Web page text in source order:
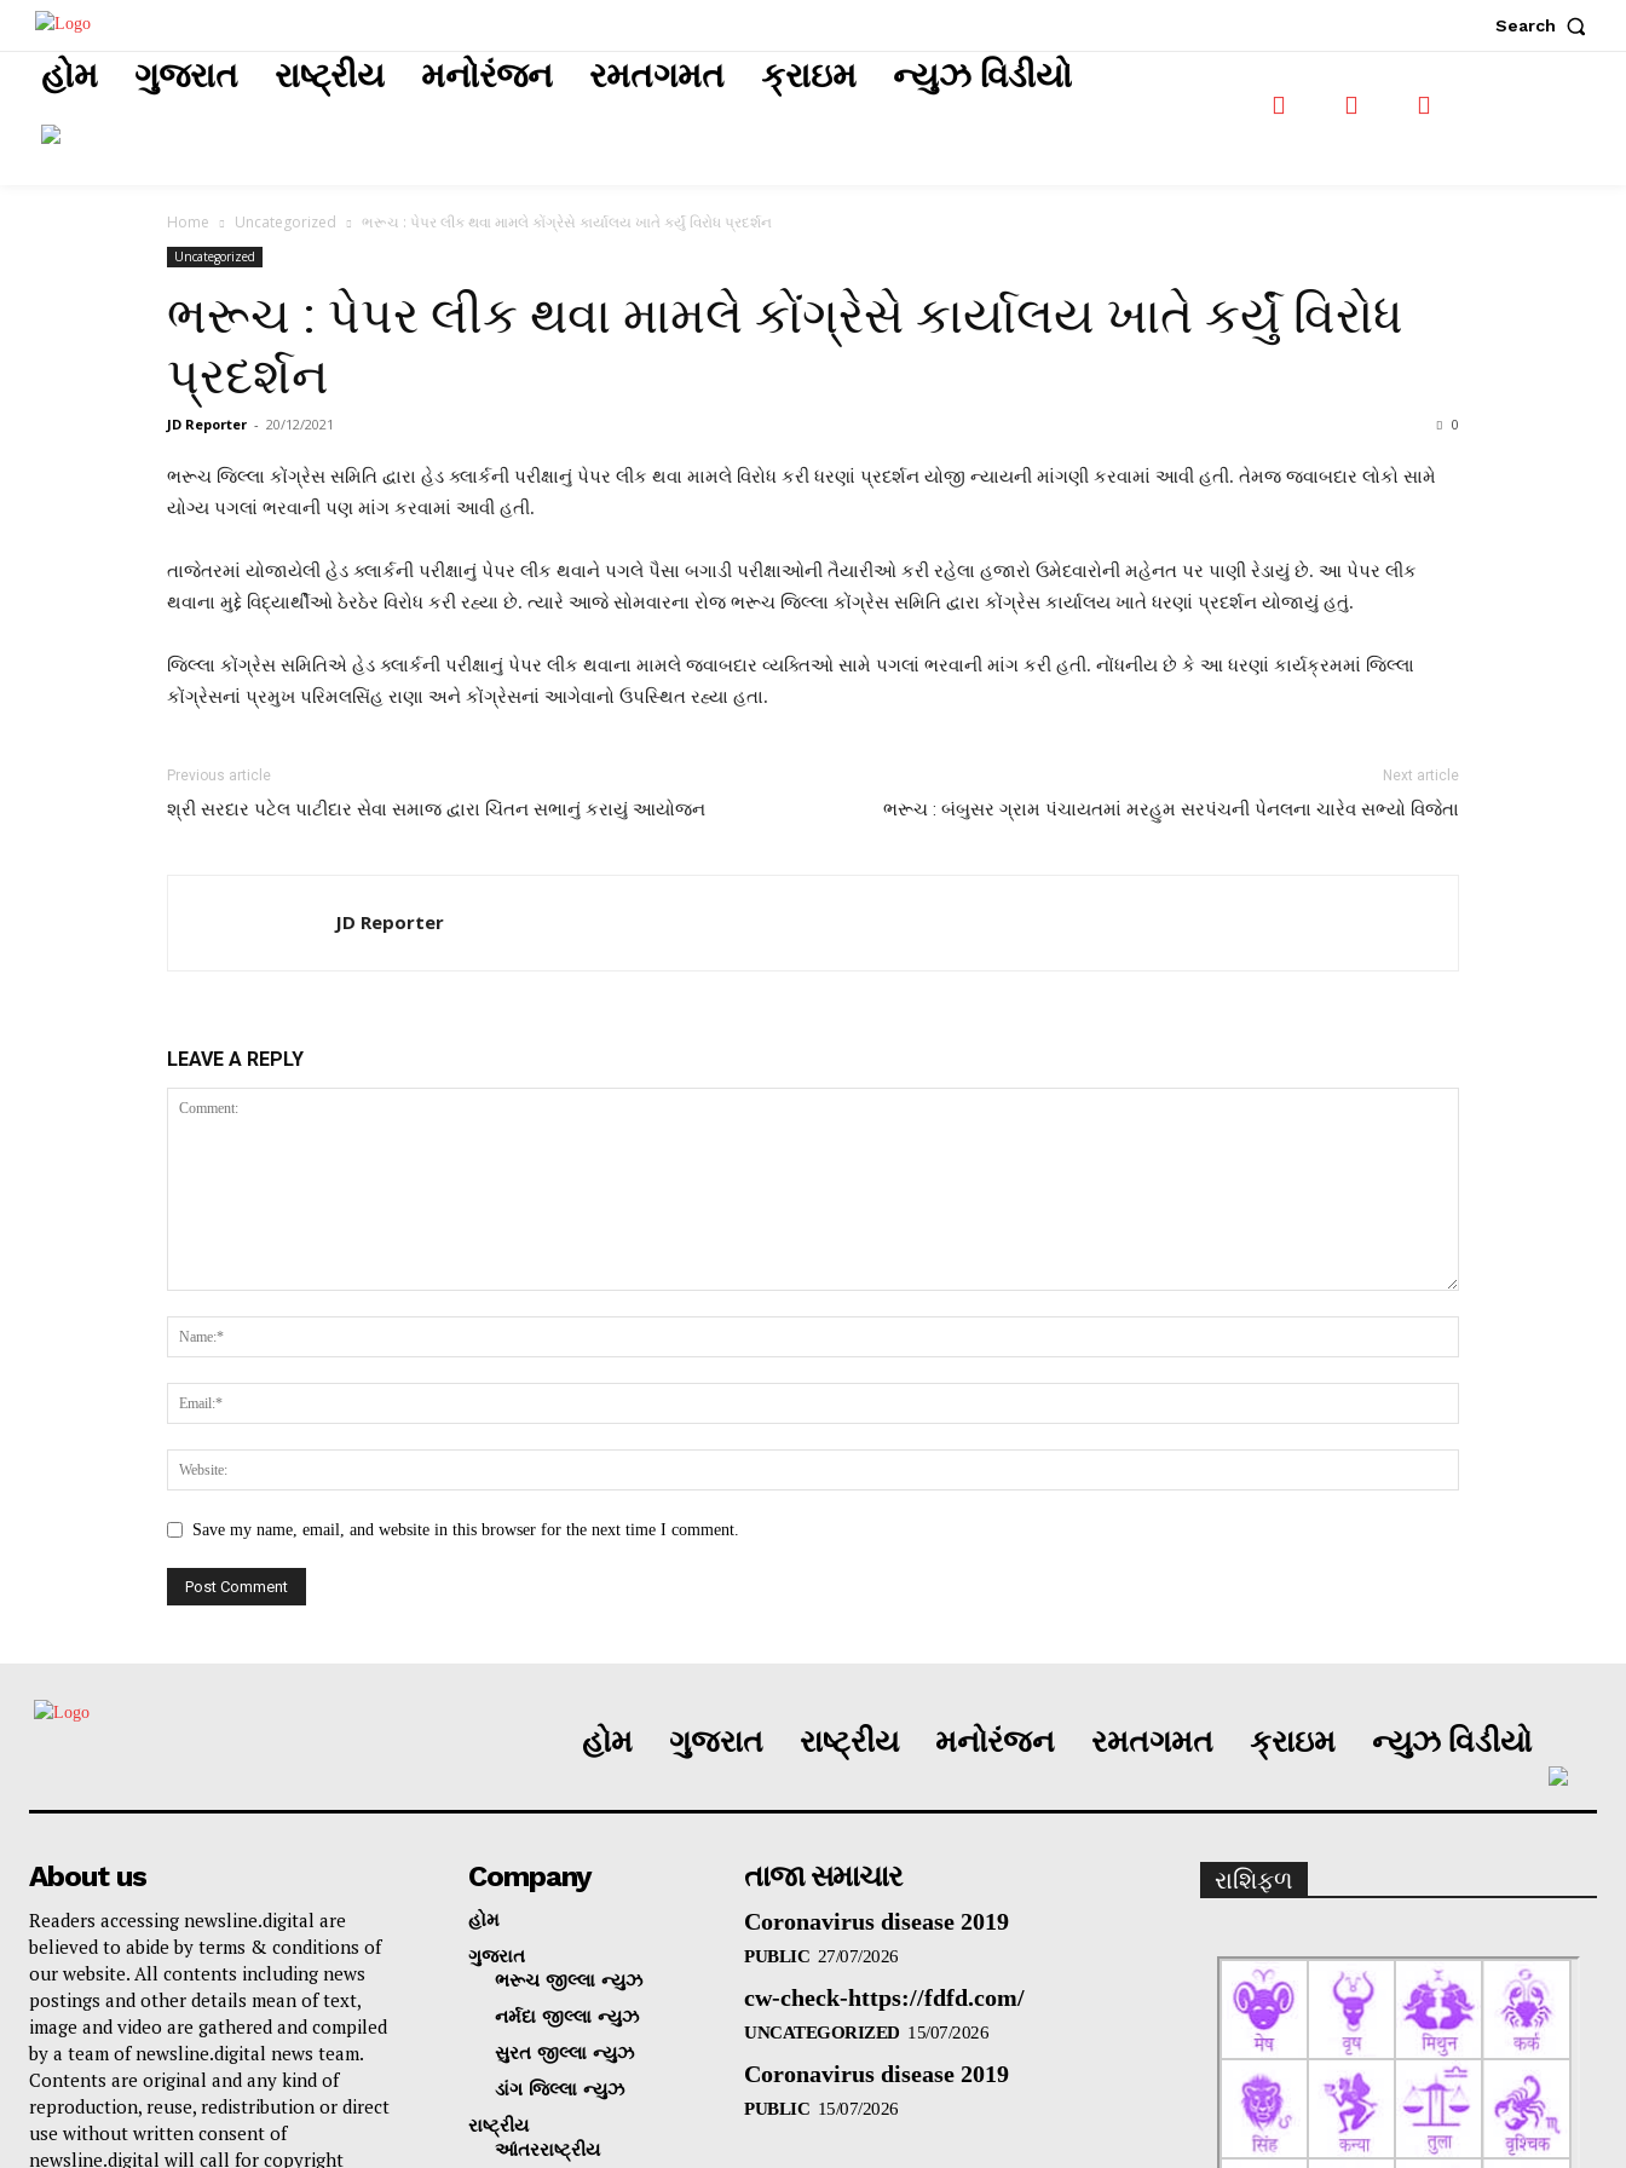
Search
હોમ ગુજરાત રાષ્ટ્રીય મનોરંજન રમતગમત ક્રાઇમ ન્યુઝ વિડીયો
Home Uncategorized ભરૂચ : પેપર લીક થવા મામલે કોંગ્રેસે કાર્યાલય ખાતે કર્યું વિરોધ પ્રદર્શન
Uncategorized
ભરૂચ : પેપર લીક થવા મામલે કોંગ્રેસે કાર્યાલય ખાતે કર્યું વિરોધ
પ્રદર્શન
JD Reporter - 20/12/2021 0
ભરૂચ જિલ્લા કોંગ્રેસ સમિતિ દ્વારા હેડ ક્લાર્કની પરીક્ષાનું પેપર લીક થવા મામલે વિરોધ કરી ધરણાં પ્રદર્શન યોજી ન્યાયની માંગણી કરવામાં આવી હતી. તેમજ જવાબદાર લોકો સામે
યોગ્ય પગલાં ભરવાની પણ માંગ કરવામાં આવી હતી.
તાજેતરમાં યોજાયેલી હેડ ક્લાર્કની પરીક્ષાનું પેપર લીક થવાને પગલે પૈસા બગાડી પરીક્ષાઓની તૈયારીઓ કરી રહેલા હજારો ઉમેદવારોની મહેનત પર પાણી રેડાયું છે. આ પેપર લીક
થવાના મુદ્દે વિદ્યાર્થીઓ ઠેરઠેર વિરોધ કરી રહ્યા છે. ત્યારે આજે સોમવારના રોજ ભરૂચ જિલ્લા કોંગ્રેસ સમિતિ દ્વારા કોંગ્રેસ કાર્યાલય ખાતે ધરણાં પ્રદર્શન યોજાયું હતું.
જિલ્લા કોંગ્રેસ સમિતિએ હેડ ક્લાર્કની પરીક્ષાનું પેપર લીક થવાના મામલે જવાબદાર વ્યક્તિઓ સામે પગલાં ભરવાની માંગ કરી હતી. નોંધનીય છે કે આ ધરણાં કાર્યક્રમમાં જિલ્લા
કોંગ્રેસનાં પ્રમુખ પરિમલસિંહ રાણા અને કોંગ્રેસનાં આગેવાનો ઉપસ્થિત રહ્યા હતા.
Previous article
શ્રી સરદાર પટેલ પાટીદાર સેવા સમાજ દ્વારા ચિંતન સભાનું કરાયું આયોજન
Next article
ભરૂચ : બંબુસર ગ્રામ પંચાયતમાં મરહુમ સરપંચની પેનલના ચારેવ સભ્યો વિજેતા
JD Reporter
LEAVE A REPLY
Save my name, email, and website in this browser for the next time I comment.
હોમ ગુજરાત રાષ્ટ્રીય મનોરંજન રમતગમત ક્રાઇમ ન્યુઝ વિડીયો
About us
Readers accessing newsline.digital are
believed to abide by terms & conditions of
our website. All contents including news
postings and other details mean of text,
image and video are gathered and compiled
by a team of newsline.digital news team.
Contents are original and any kind of
reproduction, reuse, redistribution or direct
use without written consent of
newsline.digital will call for copyright
Company
હોમ
ગુજરાત
ભરૂચ જીલ્લા ન્યુઝ
નર્મદા જીલ્લા ન્યુઝ
સુરત જીલ્લા ન્યુઝ
ડાંગ જિલ્લા ન્યુઝ
રાષ્ટ્રીય
આંતરરાષ્ટ્રીય
તાજા સમાચાર
Coronavirus disease 2019
PUBLIC 27/07/2026
cw-check-https://fdfd.com/
UNCATEGORIZED 15/07/2026
Coronavirus disease 2019
PUBLIC 15/07/2026
રાશિફળ